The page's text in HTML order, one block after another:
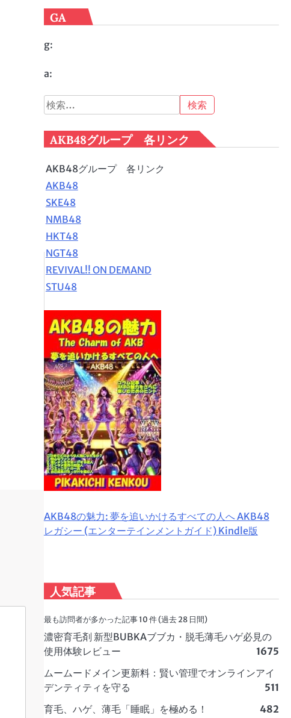
GA
g:
a:
検
索:
AKB48グループ 各リンク
AKB48グループ 各リンク
AKB48
SKE48
NMB48
HKT48
NGT48
REVIVAL!! ON DEMAND
STU48
AKB48の魅力: 夢を追いかけるすべての人へ AKB48
レガシー (エンターテインメントガイド) Kindle版
人気記事
最も訪問者が多かった記事 10 件 (過去 28 日間)
濃密育毛剤 新型BUBKAブブカ・脱毛薄毛ハゲ必見の
使用体験レビュー
1675
ムームードメイン更新料：賢い管理でオンラインアイ
デンティティを守る
511
育毛、ハゲ、薄毛「睡眠」を極める！
482